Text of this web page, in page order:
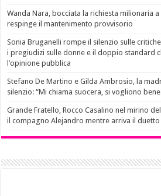
Wanda Nara, bocciata la richiesta milionaria
respinge il mantenimento provvisorio
Sonia Bruganelli rompe il silenzio sulle
i pregiudizi sulle donne e il doppio standard
l’opinione pubblica
Stefano De Martino e Gilda Ambrosio, la
silenzio: “Mi chiama suocera, si vogliono
Grande Fratello, Rocco Casalino nel mirino
il compagno Alejandro mentre arriva il duetto